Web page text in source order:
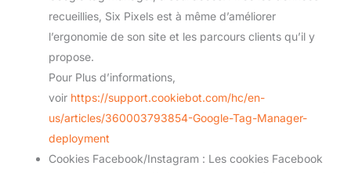
recueillies, Six Pixels est à même d’améliorer
l’ergonomie de son site et les parcours clients qu’il y
propose.
Pour Plus d’informations,
voir https://support.cookiebot.com/hc/en-
us/articles/360003793854-Google-Tag-Manager-
deployment
Cookies Facebook/Instagram : Les cookies Facebook